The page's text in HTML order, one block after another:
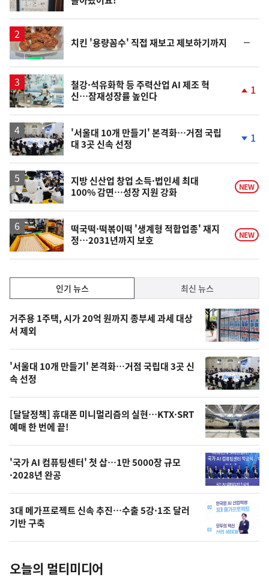
일
치킨 '용량꼼수' 직접 재보고 제보하기까지
일
철강·석유화학 등 주력산업 AI 제조 혁
신…잠재성장률 높인다
상
1
'서울대 10개 만들기' 본격화…거점 국립
대 3곳 신속 선정
하
락
1
지방 신산업 창업 소득·법인세 최대
100% 감면…성장 지원 강화
NEW
떡국떡·떡볶이떡 '생계형 적합업종' 재지
정…2031년까지 보호
NEW
기,
최
신,
오
늘
의
영
상
오
의
사
진
인기 뉴스 최신 뉴스
인
기
뉴
스
거주용 1주택, 시가 20억 원까지 종부세 과세 대상
서 제외
'서울대 10개 만들기' 본격화…거점 국립대 3곳 신
속 선정
[달달정책] 휴대폰 미니멀리즘의 실현…KTX·SRT
예매 한 번에 끝!
'국가 AI 컴퓨팅센터' 첫 삽…1만 5000장 규모
·2028년 완공
3대 메가프로젝트 신속 추진…수출 5강·1조 달러
기반 구축
오늘의 멀티미디어